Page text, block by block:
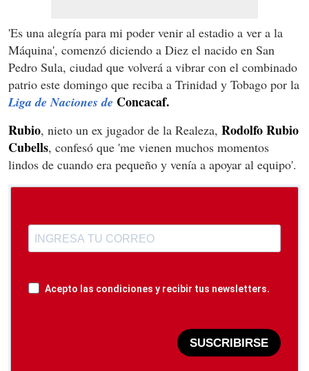
'Es una alegría para mi poder venir al estadio a ver a la
Máquina', comenzó diciendo a Diez el nacido en San
Pedro Sula, ciudad que volverá a vibrar con el combinado
patrio este domingo que reciba a Trinidad y Tobago por la
Liga de Naciones de Concacaf.
Rubio, nieto un ex jugador de la Realeza, RodolfoRubio
Cubells, confesó que 'me vienen muchos momentos
lindos de cuando era pequeño y venía a apoyar al equipo'.
Acepto las condiciones y recibir tus newsletters.
SUSCRIBIRSE